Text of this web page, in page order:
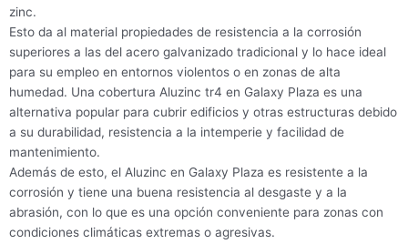
zinc.
Esto da al material propiedades de resistencia a la corrosión
superiores a las del acero galvanizado tradicional y lo hace ideal
para su empleo en entornos violentos o en zonas de alta
humedad. Una cobertura Aluzinc tr4 en Galaxy Plaza es una
alternativa popular para cubrir edificios y otras estructuras debido
a su durabilidad, resistencia a la intemperie y facilidad de
mantenimiento.
Además de esto, el Aluzinc en Galaxy Plaza es resistente a la
corrosión y tiene una buena resistencia al desgaste y a la
abrasión, con lo que es una opción conveniente para zonas con
condiciones climáticas extremas o agresivas.